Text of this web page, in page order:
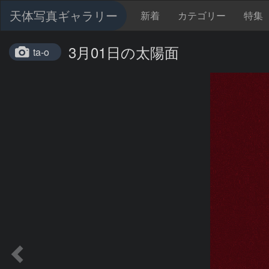
天体写真ギャラリー 新着 カテゴリー 特集
ta-o 3月01日の太陽面